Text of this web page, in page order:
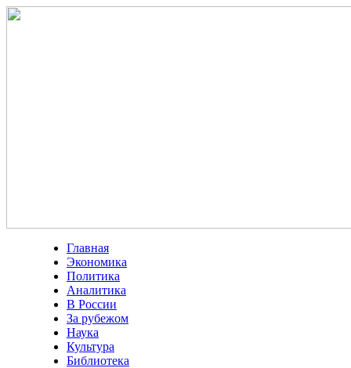
Главная
Экономика
Политика
Аналитика
В России
За рубежом
Наука
Культура
Библиотека